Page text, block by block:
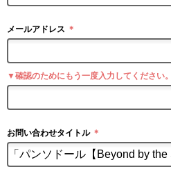
メールアドレス ＊
▼確認のためにもう一度入力してください。
お問い合わせタイトル ＊